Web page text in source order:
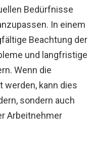
Bedürfnisse
In einem
Beachtung der
und langfristige
Wenn die
werden, kann dies
sondern auch
Arbeitnehmer